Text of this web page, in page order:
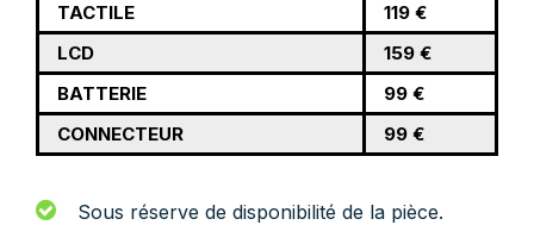
TACTILE
119 €
LCD
159 €
BATTERIE
99 €
CONNECTEUR
99 €
Sous réserve de disponibilité de la pièce.